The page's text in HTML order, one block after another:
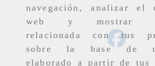
navegación, analizar el
web y mostrar
relacionada con tus
sobre la base de
elaborado a partir de tus